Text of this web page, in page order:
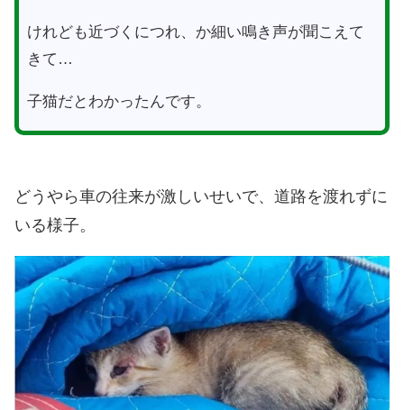
けれども近づくにつれ、か細い鳴き声が聞こえて
きて…
子猫だとわかったんです。
どうやら車の往来が激しいせいで、道路を渡れずに
いる様子。